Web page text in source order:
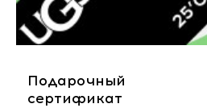
Подарочный
сертификат